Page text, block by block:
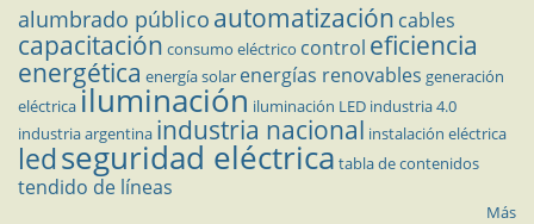
alumbrado público automatización cables
capacitación consumo eléctrico control eficiencia
energética energía solar energías renovables generación
eléctricailuminación iluminación LED industria 4.0
industria argentina industria nacional instalación eléctrica
ledseguridad eléctrica tabla de contenidos
tendido de líneas
Más